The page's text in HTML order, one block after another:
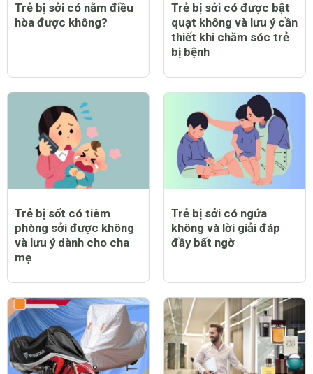
Trẻ bị sởi có nằm điều
hòa được không?
Trẻ bị sởi có được bật
quạt không và lưu ý cần
thiết khi chăm sóc trẻ
bị bệnh
Trẻ bị sốt có tiêm
phòng sởi được không
và lưu ý dành cho cha
mẹ
Trẻ bị sởi có ngứa
không và lời giải đáp
đầy bất ngờ